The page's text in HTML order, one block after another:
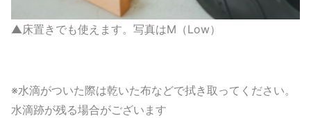
▲床置きでも使えます。写真はM（Low）
※水滴がついた際は乾いた布などで拭き取ってください。
水滴跡が残る場合がございます